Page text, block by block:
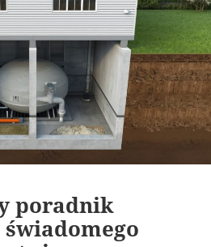
poradnik